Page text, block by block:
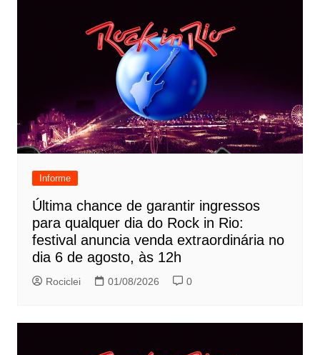
Informe
Última chance de garantir ingressos
para qualquer dia do Rock in Rio:
festival anuncia venda extraordinária no
dia 6 de agosto, às 12h
Rociclei 01/08/2026 0